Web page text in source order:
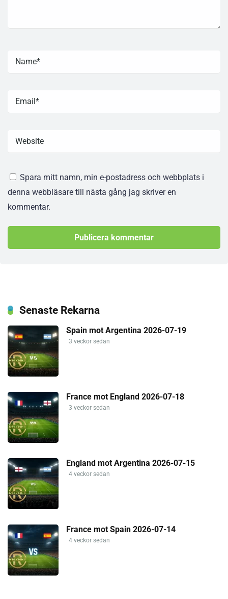
Spara mitt namn, min e-postadress och webbplats i
denna webbläsare till nästa gång jag skriver en
kommentar.
Senaste Rekarna
Spain mot Argentina 2026-07-19
3 veckor sedan
France mot England 2026-07-18
3 veckor sedan
England mot Argentina 2026-07-15
4 veckor sedan
France mot Spain 2026-07-14
4 veckor sedan